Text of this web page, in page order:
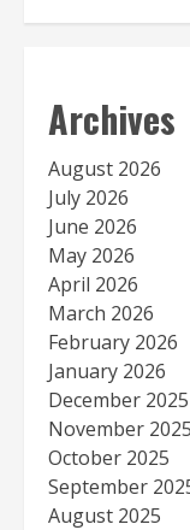
Archives
August 2026
July 2026
June 2026
May 2026
April 2026
March 2026
February 2026
January 2026
December 2025
November 2025
October 2025
September
August 2025